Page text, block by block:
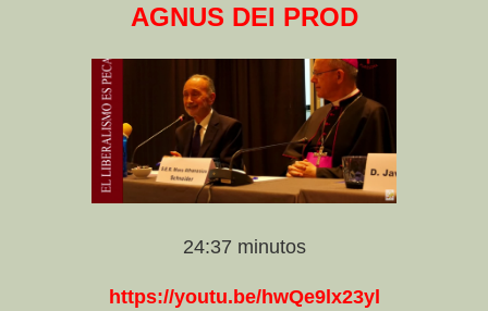
AGNUS DEI PROD
24:37 minutos
https://youtu.be/hwQe9lx23yl